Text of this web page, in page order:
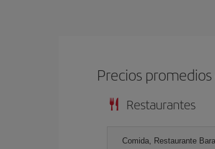
Precios
Restaurantes
Comida, Restaurante